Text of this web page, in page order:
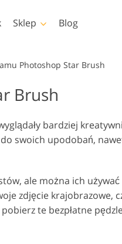
Foto
Sklep
Video
Blog
Photoshop Star Brush
Brush
bardziej
swoich upodobań,
ale można ich
zdjęcie krajobrazowe,
te bezpłatne